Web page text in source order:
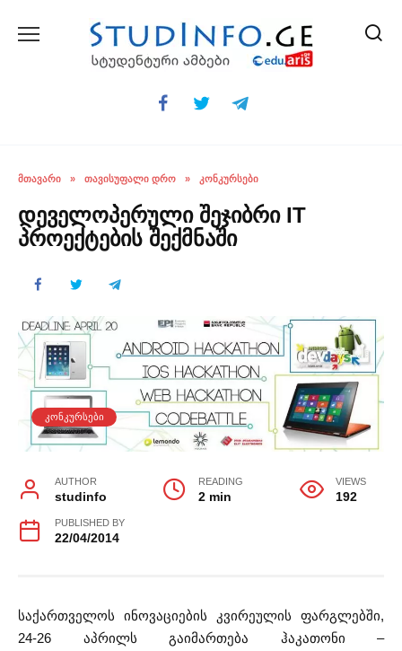
ᲛᲗᲐᲕᲐᲠᲘ » ᲗᲐᲕᲘᲡᲣᲤᲐᲚᲘ ᲓᲠᲝ » ᲙᲝᲜᲙᲣᲠᲡᲔᲑᲘ
დეველოპერული შეჯიბრი IT
პროექტების შექმნაში
ᲙᲝᲜᲙᲣᲠᲡᲔᲑᲘ
AUTHOR
studinfo
READING
2 min
VIEWS
192
PUBLISHED BY
22/04/2014
საქართველოს ინოვაციების კვირეულის ფარგლებში,
24-26 აპრილს გაიმართება ჰაკათონი –